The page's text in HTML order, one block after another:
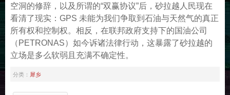
空洞的修辞，以及所谓的“双赢协议”后，砂拉越人民现在
看清了现实：GPS 未能为我们争取到石油与天然气的真正
所有权和控制权。相反，在联邦政府支持下的国油公司
（PETRONAS）如今诉诸法律行动，这暴露了砂拉越的
立场是多么软弱且充满不确定性。
分类： 犀乡